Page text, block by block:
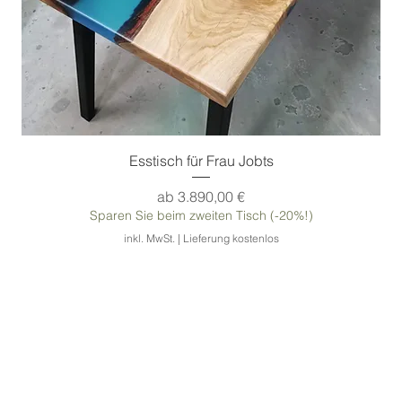
Esstisch für Frau Jobts
ab 3.890,00 €
Sale-Preis
Sparen Sie beim zweiten Tisch (-20%!)
inkl. MwSt. | Lieferung kostenlos
Besonderheit 1: Rivertable aus Eichenholz
Besonderheit 2: Epoxidharz Flussoptik